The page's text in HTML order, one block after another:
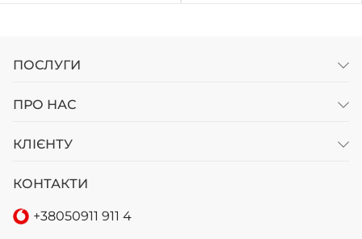
ПОСЛУГИ
ПРО НАС
КЛІЄНТУ
КОНТАКТИ
+38050911 911 4